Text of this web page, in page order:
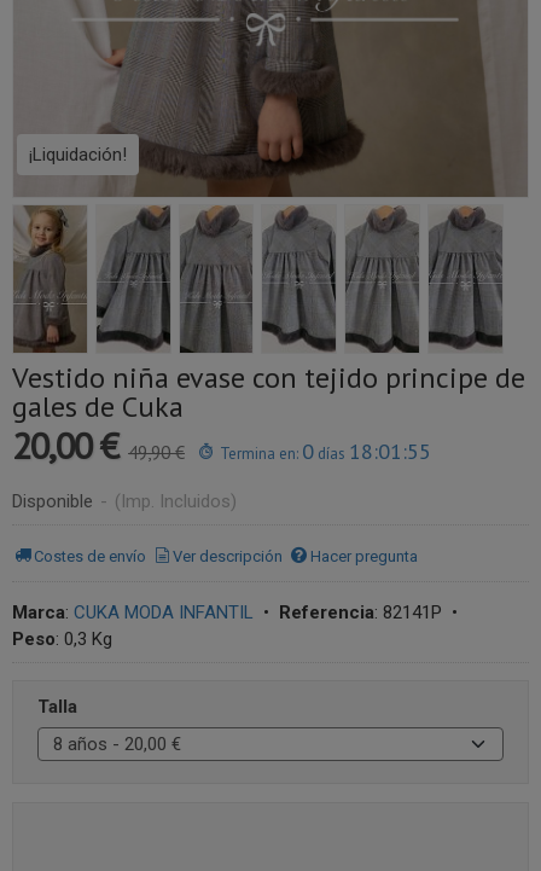
¡Liquidación!
Vestido niña evase con tejido principe de
gales de Cuka
20,00 € 49,90 € Termina en: 0 días 18:01:54
Disponible - (Imp. Incluidos)
Costes de envío Ver descripción Hacer pregunta
Marca: CUKA MODA INFANTIL • Referencia: 82141P •
Peso: 0,3 Kg
Talla